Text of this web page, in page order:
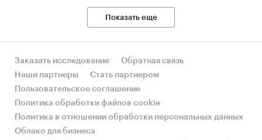
Показать еще
Заказать исследование
Обратная связь
Наши партнеры
Стать партнером
Пользовательское соглашение
Политика обработки файлов cookie
Политика в отношении обработки персональных данных
Облако для бизнеса